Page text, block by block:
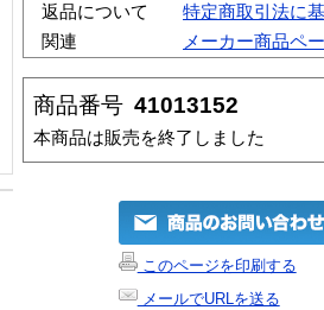
返品について
特定商取引法に
関連
メーカー商品ペ
商品番号 41013152
本商品は販売を終了しました
このページを印刷する
メールでURLを送る